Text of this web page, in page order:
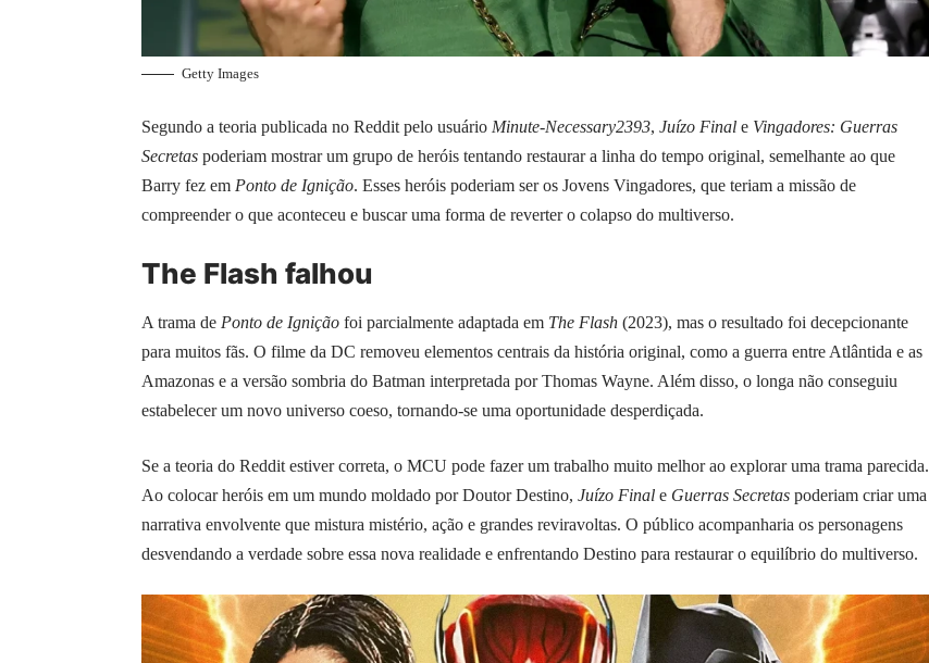
Getty Images
Segundo a teoria publicada no Reddit pelo usuário Minute-Necessary2393, Juízo Final e Vingadores: Guerras
Secretas poderiam mostrar um grupo de heróis tentando restaurar a linha do tempo original, semelhante ao que
Barry fez em Ponto de Ignição. Esses heróis poderiam ser os Jovens Vingadores, que teriam a missão de
compreender o que aconteceu e buscar uma forma de reverter o colapso do multiverso.
The Flash falhou
A trama de Ponto de Ignição foi parcialmente adaptada em The Flash (2023), mas o resultado foi decepcionante
para muitos fãs. O filme da DC removeu elementos centrais da história original, como a guerra entre Atlântida e as
Amazonas e a versão sombria do Batman interpretada por Thomas Wayne. Além disso, o longa não conseguiu
estabelecer um novo universo coeso, tornando-se uma oportunidade desperdiçada.
Se a teoria do Reddit estiver correta, o MCU pode fazer um trabalho muito melhor ao explorar uma trama parecida.
Ao colocar heróis em um mundo moldado por Doutor Destino, Juízo Final e Guerras Secretas poderiam criar uma
narrativa envolvente que mistura mistério, ação e grandes reviravoltas. O público acompanharia os personagens
desvendando a verdade sobre essa nova realidade e enfrentando Destino para restaurar o equilíbrio do multiverso.